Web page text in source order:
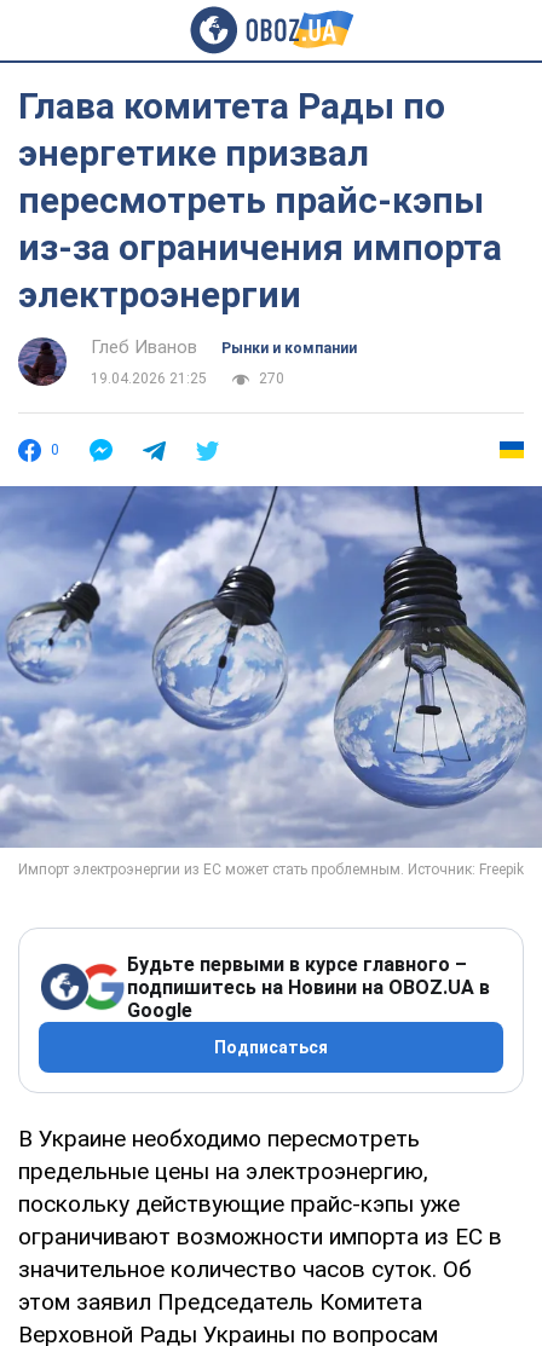
Глава комитета Рады по
энергетике призвал
пересмотреть прайс-кэпы
из-за ограничения импорта
электроэнергии
Глеб Иванов
Рынки и компании
19.04.2026 21:25
270
0
Будьте первыми в курсе главного –
подпишитесь на Новини на OBOZ.UA в
Google
Подписаться
В Украине необходимо пересмотреть
предельные цены на электроэнергию,
поскольку действующие прайс-кэпы уже
ограничивают возможности импорта из ЕС в
значительное количество часов суток. Об
этом заявил Председатель Комитета
Верховной Рады Украины по вопросам